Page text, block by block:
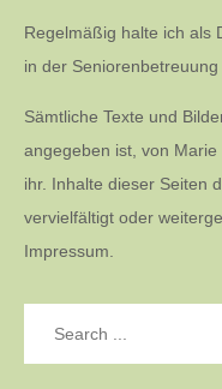
Regelmäßig halte ich als
in der
Sämtliche Texte und
angegeben ist, von
ihr. Inhalte dieser Seiten
vervielfältigt oder
Impressum.